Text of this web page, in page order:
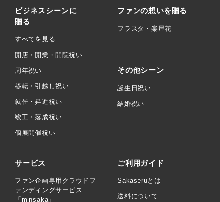
ビジネスシーンに
贈る
すべてを見る
開店・開業・開院祝い
周年祝い
移転・引越し祝い
就任・昇進祝い
竣工・落成祝い
個展開催祝い
ファンの想いを贈る
フラスタ・楽屋花
その他シーン
誕生日祝い
結婚祝い
サービス
ファン企画専用クラウドフ
ァンディングサービス
「minsaka」
ご利用ガイド
Sakaseruとは
送料について